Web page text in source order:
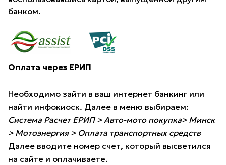
банком.
Оплата через ЕРИП
Необходимо зайти в ваш интернет банкинг или
найти инфокиоск. Далее в меню выбираем:
Система Расчет ЕРИП > Авто-мото покупка> Минск
> Мотоэнергия > Оплата транспортных средств
Далее вводите номер счет, который высветился
на сайте и оплачиваете.